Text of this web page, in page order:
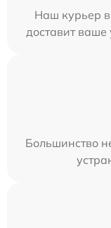
Наш курьер
доставит ваше
Большинство